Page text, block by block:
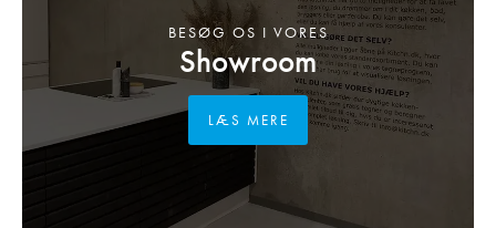
Showroom
BESØG OS I VORES
LÆS MERE